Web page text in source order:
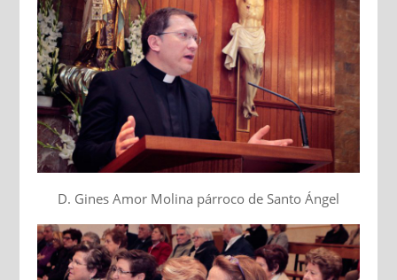
D. Gines Amor Molina párroco de Santo Ángel